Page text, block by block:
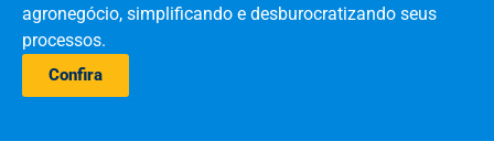
agronegócio, simplificando e desburocratizando seus
processos.
Confira